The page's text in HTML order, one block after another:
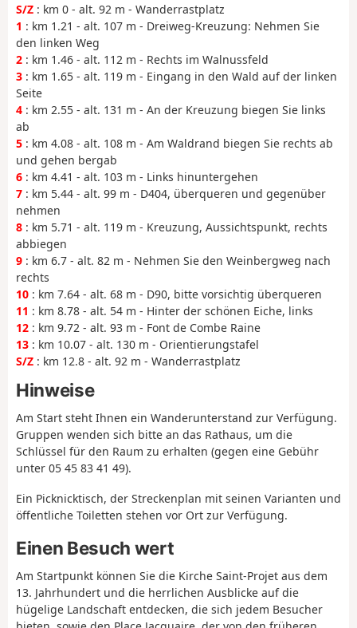
S/Z : km 0 - alt. 92 m - Wanderrastplatz
1 : km 1.21 - alt. 107 m - Dreiweg-Kreuzung: Nehmen Sie
den linken Weg
2 : km 1.46 - alt. 112 m - Rechts im Walnussfeld
3 : km 1.65 - alt. 119 m - Eingang in den Wald auf der linken
Seite
4 : km 2.55 - alt. 131 m - An der Kreuzung biegen Sie links
ab
5 : km 4.08 - alt. 108 m - Am Waldrand biegen Sie rechts ab
und gehen bergab
6 : km 4.41 - alt. 103 m - Links hinuntergehen
7 : km 5.44 - alt. 99 m - D404, überqueren und gegenüber
nehmen
8 : km 5.71 - alt. 119 m - Kreuzung, Aussichtspunkt, rechts
abbiegen
9 : km 6.7 - alt. 82 m - Nehmen Sie den Weinbergweg nach
rechts
10 : km 7.64 - alt. 68 m - D90, bitte vorsichtig überqueren
11 : km 8.78 - alt. 54 m - Hinter der schönen Eiche, links
12 : km 9.72 - alt. 93 m - Font de Combe Raine
13 : km 10.07 - alt. 130 m - Orientierungstafel
S/Z : km 12.8 - alt. 92 m - Wanderrastplatz
Hinweise
Am Start steht Ihnen ein Wanderunterstand zur Verfügung.
Gruppen wenden sich bitte an das Rathaus, um die
Schlüssel für den Raum zu erhalten (gegen eine Gebühr
unter 05 45 83 41 49).
Ein Picknicktisch, der Streckenplan mit seinen Varianten und
öffentliche Toiletten stehen vor Ort zur Verfügung.
Einen Besuch wert
Am Startpunkt können Sie die Kirche Saint-Projet aus dem
13. Jahrhundert und die herrlichen Ausblicke auf die
hügelige Landschaft entdecken, die sich jedem Besucher